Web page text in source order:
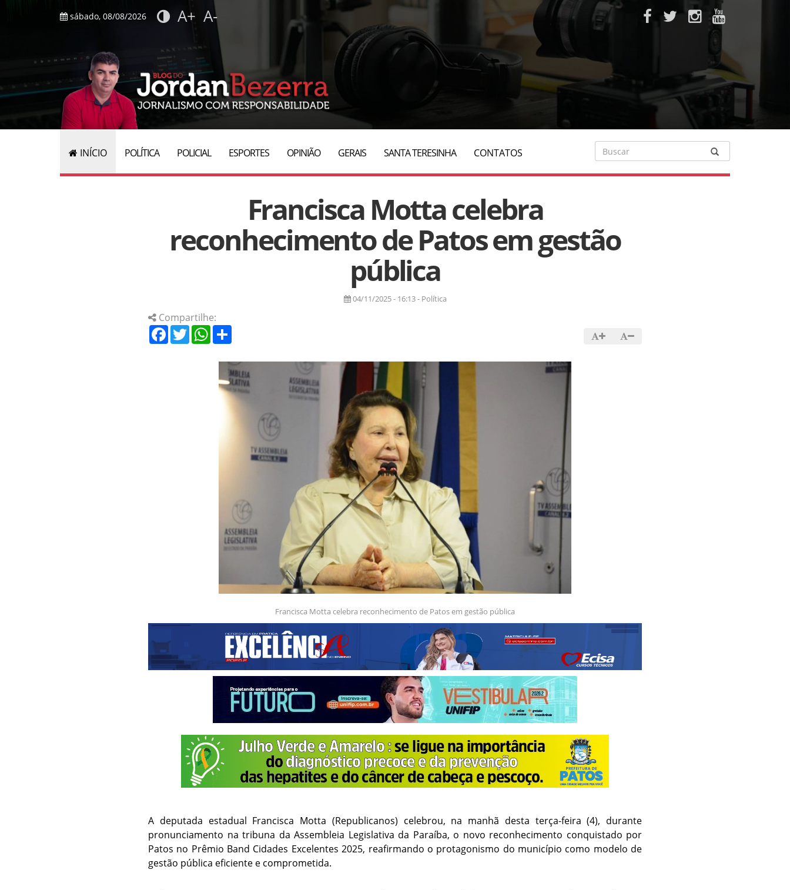
sábado, 08/08/2026 A+ A-
INÍCIO POLÍTICA POLICIAL ESPORTES OPINIÃO GERAIS SANTA TERESINHA CONTATOS
Francisca Motta celebra
reconhecimento de Patos em gestão
pública
04/11/2025 - 16:13 - Política
Compartilhe:
Facebook
TwitterWhatsApp
Francisca Motta celebra reconhecimento de Patos em gestão pública
A deputada estadual Francisca Motta (Republicanos) celebrou, na manhã desta terça-feira (4), durante
pronunciamento na tribuna da Assembleia Legislativa da Paraíba, o novo reconhecimento conquistado por
Patos no Prêmio Band Cidades Excelentes 2025, reafirmando o protagonismo do município como modelo de
gestão pública eficiente e comprometida.